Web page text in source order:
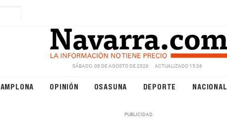
SÁBADO, 08 DE AGOSTO DE 2026 ACTUALIZADO 15:36
OPINIÓN OSASUNA DEPORTE NACIONAL